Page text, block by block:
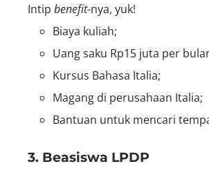
Intip benefit-nya, yuk!
Biaya kuliah;
Uang saku Rp15 juta per
Kursus Bahasa Italia;
Magang di perusahaan Italia;
Bantuan untuk mencari
3. Beasiswa LPDP